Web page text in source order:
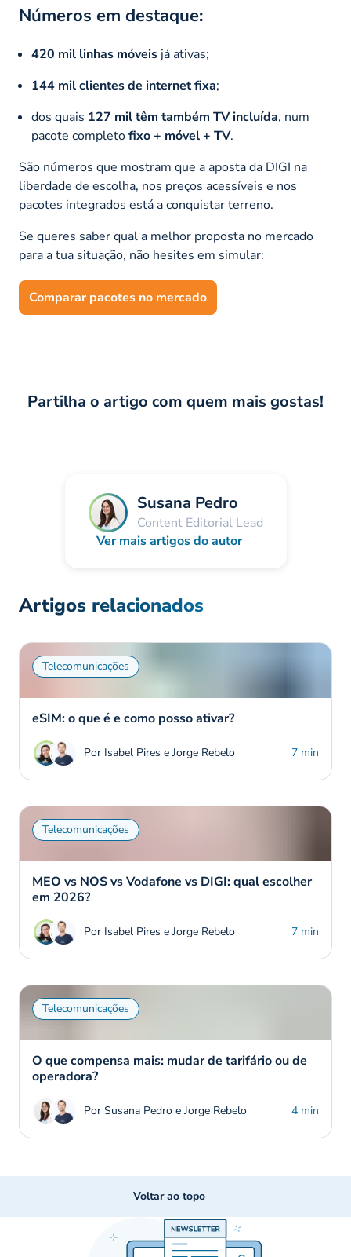
Números em destaque:
420 mil linhas móveis já ativas;
144 mil clientes de internet fixa;
dos quais 127 mil têm também TV incluída, num
pacote completofixo + móvel + TV.
São números que mostram que a aposta da DIGI na
liberdade de escolha, nos preços acessíveis e nos
pacotes integrados está a conquistar terreno.
Se queres saber qual a melhor proposta no mercado
para a tua situação, não hesites em simular:
Comparar pacotes no mercado
Partilha o artigo com quem mais gostas!
Susana Pedro
Content Editorial Lead
Ver mais artigos do autor
Artigos relacionados
Telecomunicações
eSIM: o que é e como posso ativar?
Por Isabel Pires e Jorge Rebelo 7 min
Telecomunicações
MEO vs NOS vs Vodafone vs DIGI: qual escolher
em 2026?
Por Isabel Pires e Jorge Rebelo 7 min
Telecomunicações
O que compensa mais: mudar de tarifário ou de
operadora?
Por Susana Pedro e Jorge Rebelo 4 min
Voltar ao topo